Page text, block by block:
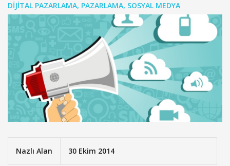
DIJITAL PAZARLAMA, PAZARLAMA, SOSYAL MEDYA
Nazlı Alan 30 Ekim 2014